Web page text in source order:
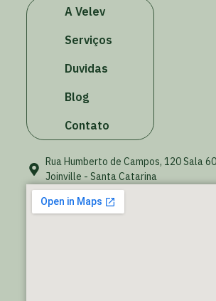
A Velev
Serviços
Duvidas
Blog
Contato
Rua Humberto de Campos, 120 Sala
Joinville - Santa Catarina